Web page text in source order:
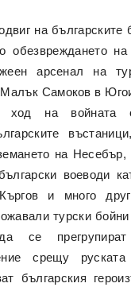
на българските
обезвреждането
арсенал на
Малък Самоков в
ход на войната
на
воеводи
и много
турски
се
срещу
българския